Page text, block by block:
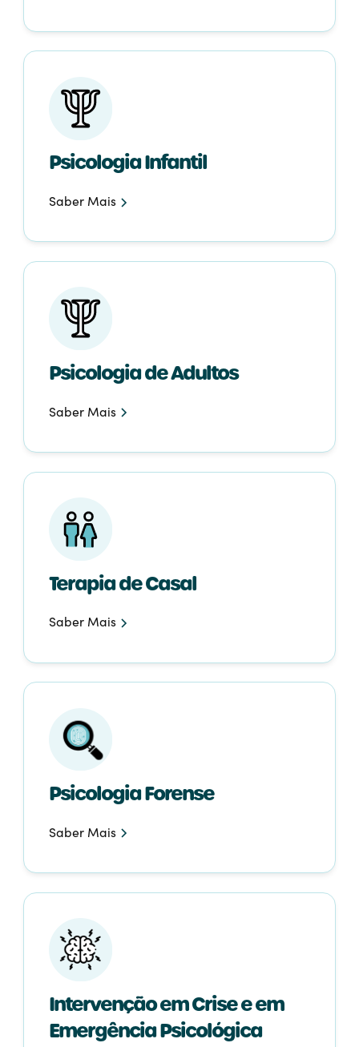
Psicologia Infantil
Saber Mais
Psicologia de Adultos
Saber Mais
Terapia de Casal
Saber Mais
Psicologia Forense
Saber Mais
Intervenção em Crise e em
Emergência Psicológica